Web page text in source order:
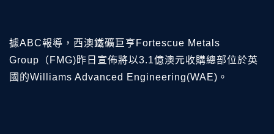
據ABC報導，西澳鐵礦巨亨Fortescue Metals
Group（FMG)昨日宣佈將以3.1億澳元收購總部位於英
國的Williams Advanced Engineering(WAE)。